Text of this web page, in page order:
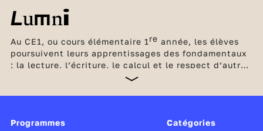
Au CE1, ou cours élémentaire 1re année, les élèves
poursuivent leurs apprentissages des fondamentaux
: la lecture, l’écriture, le calcul et le respect d’autrui.
Afin de les accompagner au mieux, tous les élèves de
et dans celui des mathématiques. Ce dispositif
Programmes Catégories